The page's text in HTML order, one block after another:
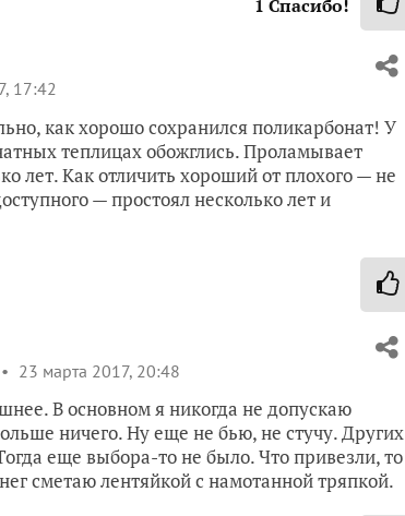
1 Спасибо!
17:42
как хорошо сохранился поликарбонат! У
теплицах обожглись. Проламывает
лет. Как отличить хороший от плохого — не
— простоял несколько лет и
23 марта 2017, 20:48
В основном я никогда не допускаю
ничего. Ну еще не бью, не стучу. Других
еще выбора-то не было. Что привезли, то
сметаю лентяйкой с намотанной тряпкой.